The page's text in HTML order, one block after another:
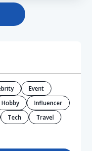
Event
Hobby
Influencer
Tech
Travel